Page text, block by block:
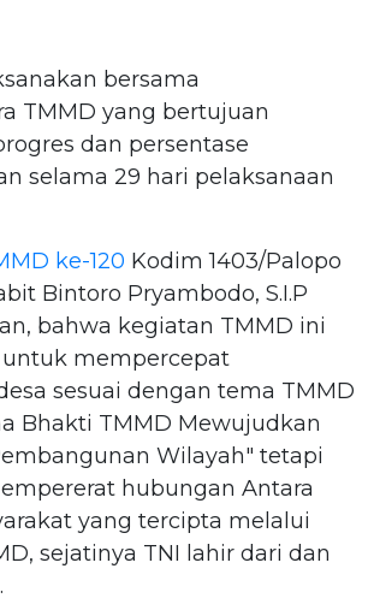
bersama
TMMD yang bertujuan
dan persentase
selama 29 hari pelaksanaan
ke-120 Kodim 1403/Palopo
Bintoro Pryambodo, S.I.P
bahwa kegiatan TMMD ini
mempercepat
sesuai dengan tema TMMD
Bhakti TMMD Mewujudkan
Wilayah" tetapi
hubungan Antara
yang tercipta melalui
sejatinya TNI lahir dari dan